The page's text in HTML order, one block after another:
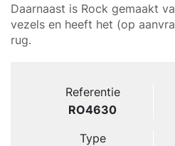
Daarnaast is Rock gemaakt
vezels en heeft het (op
rug.
Referentie
RO4630
Type